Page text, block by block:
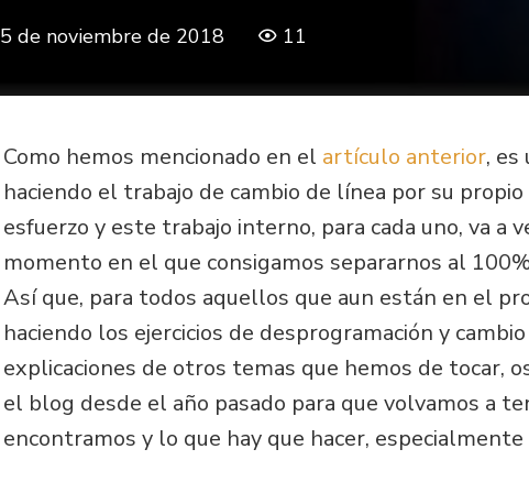
5 de noviembre de 2018 11
Como hemos mencionado en el artículo anterior, es
haciendo el trabajo de cambio de línea por su
esfuerzo y este trabajo interno, para cada uno, va
momento en el que consigamos separarnos al
Así que, para todos aquellos que aun están en el
haciendo los ejercicios de desprogramación y
explicaciones de otros temas que hemos de tocar,
el blog desde el año pasado para que volvamos a
encontramos y lo que hay que hacer,